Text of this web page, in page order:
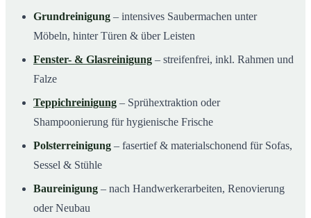
Grundreinigung – intensives Saubermachen unter
Möbeln, hinter Türen & über Leisten
Fenster- & Glasreinigung – streifenfrei, inkl. Rahmen und
Falze
Teppichreinigung – Sprühextraktion oder
Shampoonierung für hygienische Frische
Polsterreinigung – fasertief & materialschonend für Sofas,
Sessel & Stühle
Baureinigung – nach Handwerkerarbeiten, Renovierung
oder Neubau